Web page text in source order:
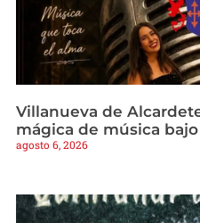
Villanueva de
mágica de música
agosto 6, 2026